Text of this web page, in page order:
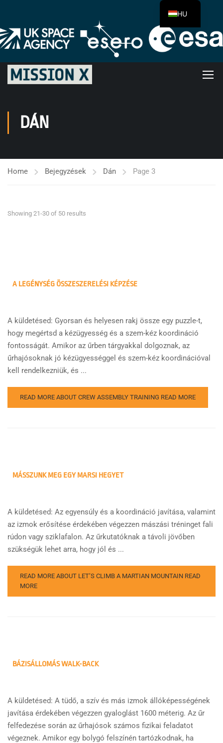
DÁN
Home Bejegyzések Dán Page 3
Showing 21-30 of 50 results
A LEGÉNYSÉG ÖSSZESZERELÉSI KÉPZÉSE
A küldetésed: Gyorsan és helyesen rakj össze egy puzzle-t,
hogy megértsd a kézügyesség és a szem-kéz koordináció
fontosságát. Amikor az űrben tárgyakkal dolgoznak, az
űrhajósoknak jó kézügyességgel és szem-kéz koordinációval
kell rendelkezniük, és ...
READ MORE ABOUT CREW ASSEMBLY TRAINING READ MORE
MÁSSZUNK MEG EGY MARSI HEGYET
A küldetésed: Az egyensúly és a koordináció javítása, valamint
az izmok erősítése érdekében végezzen mászási tréninget fali
rúdon vagy sziklafalon. Az űrkutatóknak a távoli jövőben
szükségük lehet arra, hogy jól és ...
READ MORE ABOUT LET’S CLIMB A MARTIAN MOUNTAIN READ
MORE
BÁZISÁLLOMÁS WALK-BACK
A küldetésed: A tüdő, a szív és más izmok állóképességének
javítása érdekében végezzen gyaloglást 1600 méterig. Az űr
felfedezése során az űrhajósok számos fizikai feladatot
végeznek. Amikor egy bolygó felszínén tartózkodnak, ha
HU